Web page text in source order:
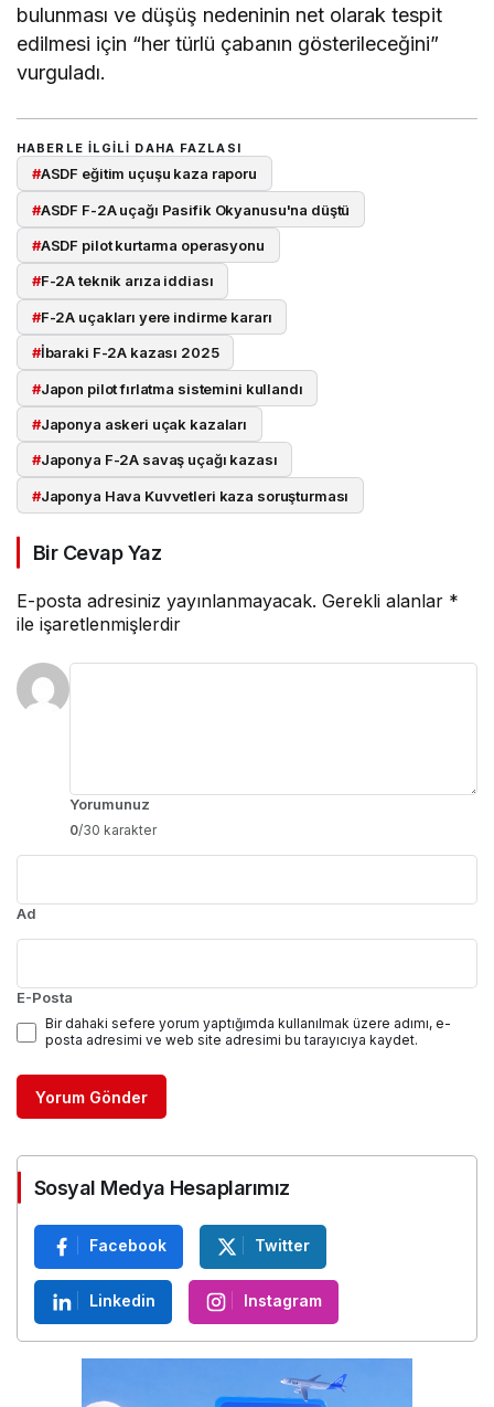
bulunması ve düşüş nedeninin net olarak tespit
edilmesi için “her türlü çabanın gösterileceğini”
vurguladı.
HABERLE ILGILI DAHA FAZLASI
#ASDF eğitim uçuşu kaza raporu
#ASDF F-2A uçağı Pasifik Okyanusu'na düştü
#ASDF pilot kurtarma operasyonu
#F-2A teknik arıza iddiası
#F-2A uçakları yere indirme kararı
#İbaraki F-2A kazası 2025
#Japon pilot fırlatma sistemini kullandı
#Japonya askeri uçak kazaları
#Japonya F-2A savaş uçağı kazası
#Japonya Hava Kuvvetleri kaza soruşturması
Bir Cevap Yaz
E-posta adresiniz yayınlanmayacak. Gerekli alanlar *
ile işaretlenmişlerdir
Yorumunuz
0/30 karakter
Ad
E-Posta
Bir dahaki sefere yorum yaptığımda kullanılmak üzere adımı, e-
posta adresimi ve web site adresimi bu tarayıcıya kaydet.
Yorum Gönder
Sosyal Medya Hesaplarımız
Facebook Twitter
Linkedin Instagram